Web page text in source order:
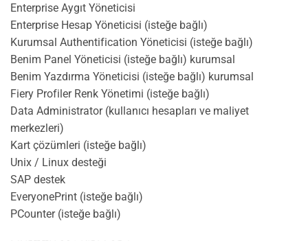
Enterprise Aygıt Yöneticisi
Enterprise Hesap Yöneticisi (isteğe bağlı)
Kurumsal Authentification Yöneticisi (isteğe bağlı)
Benim Panel Yöneticisi (isteğe bağlı) kurumsal
Benim Yazdırma Yöneticisi (isteğe bağlı) kurumsal
Fiery Profiler Renk Yönetimi (isteğe bağlı)
Data Administrator (kullanıcı hesapları ve maliyet
merkezleri)
Kart çözümleri (isteğe bağlı)
Unix / Linux desteği
SAP destek
EveryonePrint (isteğe bağlı)
PCounter (isteğe bağlı)